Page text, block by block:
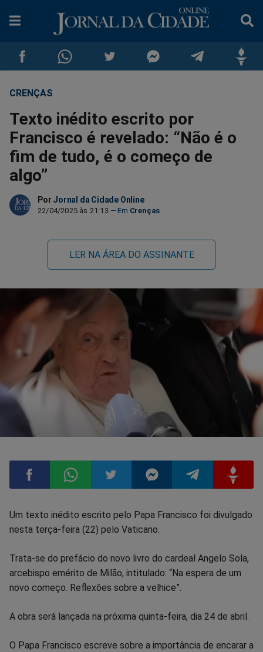
Compartilhar
no
Facebook
Compartilhar
no
Whatsapp
no
Twitter
no
Messenger
no
Telegram
CRENÇAS
Texto inédito escrito por
Francisco é revelado: “Não é o
fim de tudo, é o começo de
algo”
Por Jornal da Cidade Online
22/04/2025 às 21:13 Crenças
LER NA ÁREA DO ASSINANTE
Compartilhar
Facebook
Compartilhar
Whatsapp
Compartilhar
Twitter
Compartilhar
Messenger
Compartilhar
TelegramGettr
Um texto inédito escrito pelo Papa Francisco foi divulgado
nesta terça-feira (22) pelo Vaticano.
Trata-se do prefácio do novo livro do cardeal Angelo Sola,
arcebispo emérito de Milão, intitulado: “Na espera de um
novo começo. Reflexões sobre a velhice”.
A obra será lançada na próxima quinta-feira, dia 24 de abril.
O Papa Francisco escreve sobre a importância de encarar a